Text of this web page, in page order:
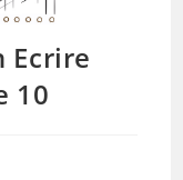
Ecrire
10